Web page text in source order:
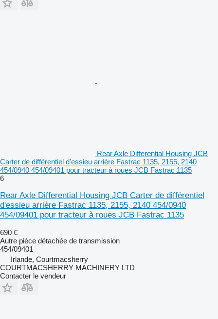
Rear Axle Differential Housing JCB
Carter de différentiel d'essieu arrière Fastrac 1135, 2155, 2140
454/0940 454/09401 pour tracteur à roues JCB Fastrac 1135
6
Rear Axle Differential Housing JCB Carter de différentiel
d'essieu arrière Fastrac 1135, 2155, 2140 454/0940
454/09401 pour tracteur à roues JCB Fastrac 1135
690 €
Autre pièce détachée de transmission
454/09401
Irlande, Courtmacsherry
COURTMACSHERRY MACHINERY LTD
Contacter le vendeur